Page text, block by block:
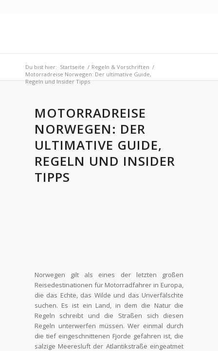
Du bist hier: Startseite / Regeln & Vorschriften /
Motorradreise Norwegen: Der ultimative Guide,
Regeln und Insider Tipps
MOTORRADREISE
NORWEGEN: DER
ULTIMATIVE GUIDE,
REGELN UND INSIDER
TIPPS
Norwegen gilt als eines der letzten großen
Reisedestinationen für Motorradfahrer in Europa,
die das Echte, das Wilde und das Unverfälschte
suchen. Es ist ein Land, in dem die Natur die
Regeln schreibt und die Straßen sich diesen
Regeln unterwerfen müssen. Wer einmal durch
die tief eingeschnittenen Fjorde gefahren ist, die
salzige Meeresluft der Atlantikstraße eingeatmet